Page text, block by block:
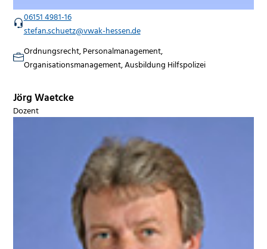
06151 4981-16
stefan.schuetz@vwak-hessen.de
Ordnungsrecht, Personalmanagement,
Organisationsmanagement, Ausbildung Hilfspolizei
Jörg Waetcke
Dozent